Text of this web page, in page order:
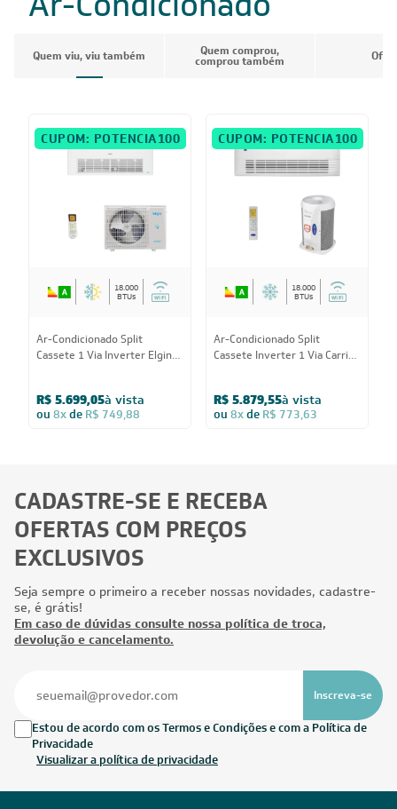
Quem viu, viu também Quem comprou,
comprou também
CUPOM: POTENCIA100
18.000
BTUs
Ar-Condicionado Split
Cassete 1 Via Inverter Elgin
R$ 5.699,05à vista
ou 8xde R$ 749,88
CUPOM: POTENCIA100
18.000
BTUs
Ar-Condicionado Split
Cassete Inverter 1 Via Carrier
R$ 5.879,55à vista
ou 8xde R$ 773,63
CADASTRE-SE E RECEBA
OFERTAS COM PREÇOS
EXCLUSIVOS
Seja sempre o primeiro a receber nossas novidades, cadastre-
se, é grátis!
Em caso de dúvidas consulte nossa política de troca,
devolução e cancelamento.
Inscreva-se
Estou de acordo com os Termos e Condições e com a Política de
Privacidade
Visualizar a política de privacidade